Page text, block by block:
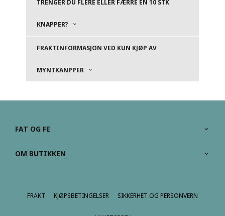
TRENGER DU FLERE ELLER FÆRRE EN 10 STK
KNAPPER?
FRAKTINFORMASJON VED KUN KJØP AV
MYNTKANPPER
FAT OG FE
OM BUTIKKEN
FRAKT KJØPSBETINGELSER SIKKERHET OG PERSONVERN